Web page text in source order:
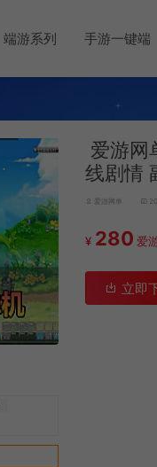
端游系列 手游一键端
爱游网
线剧情
爱游网单
¥ 280 爱
立即